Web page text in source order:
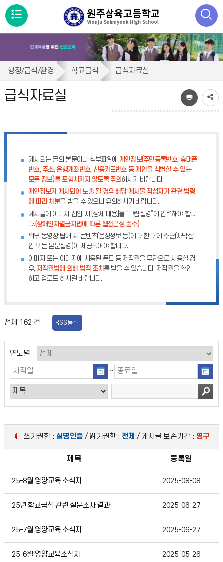
메
뉴
열
검색
통
합
기
급
식
자
실
행정/급식/환경 학교급식 급식자료실
급식자료실
게시되는 글의 본문이나 첨부파일에 개인정보(주민등록번호, 휴대폰
번호, 주소, 은행계좌번호, 신용카드번호 등 개인을 식별할 수 있는
모든 정보)를 포함시키지 않도록 주의하시기 바랍니다.
개인정보가 게시되어 노출 될 경우 해당 게시물 작성자가 관련 법령
에 따라 처분을 받을 수 있으니 유의하시기 바랍니다.
게시글에 이미지 삽입 시 [상세 내용]을 “그림설명”에 입력해야 합니
다.(장애인차별금지법에 따른 웹접근성 준수)
외부 동영상 탑재 시 콘텐츠(음성정보 등)에 대한 대체 수단(자막삽
입 또는 본문설명)이 제공되어야 합니다.
이미지 또는 이미지에 사용된 폰트 등 저작권을 무단으로 사용할 경
우, 저작권법에 의해 법적 조치 를 받을 수 있습니다. 저작권을 확인
하고 업로드 하시길 바랍니다.
전체 162건 RSS등록
연도별
~
쓰기권한 : 실명인증 / 읽기권한 : 전체 / 게시글 보존기간 : 영구
제목 등록일
25-8월 영양교육 소식지 2025-08-08
25년 학교급식 관련 설문조사 결과 2025-06-27
25-7월 영양교육 소식지 2025-06-27
25-6월 영양교육소식지 2025-05-26